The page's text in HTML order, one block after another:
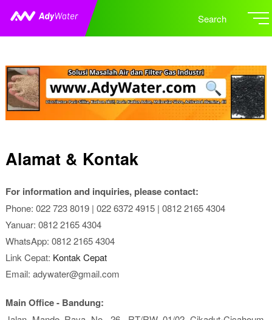
Search
Alamat & Kontak
For information and inquiries, please contact:
Phone: 022 723 8019 | 022 6372 4915 | 0812 2165 4304
Yanuar: 0812 2165 4304
WhatsApp: 0812 2165 4304
Link Cepat: Kontak Cepat
Email: adywater@gmail.com
Main Office - Bandung: